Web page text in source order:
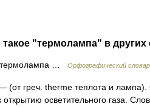
"термолампа" в других
… Орфографический
(от греч. therme теплота и
осветительного газа.